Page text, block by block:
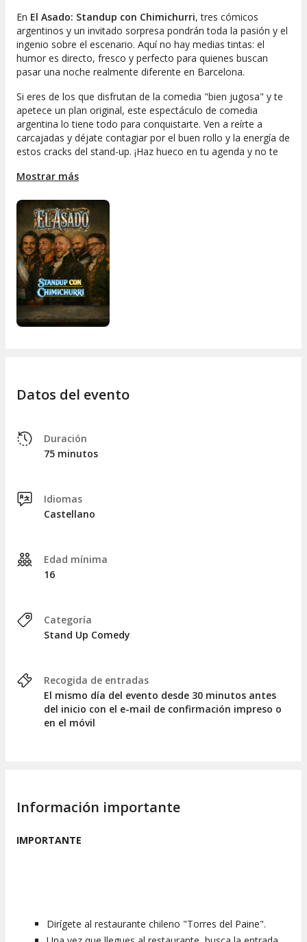
En El Asado: Standup con Chimichurri, tres cómicos
argentinos y un invitado sorpresa pondrán toda la pasión y el
ingenio sobre el escenario. Aquí no hay medias tintas: el
humor es directo, fresco y perfecto para quienes buscan
pasar una noche realmente diferente en Barcelona.
Si eres de los que disfrutan de la comedia "bien jugosa" y te
apetece un plan original, este espectáculo de comedia
argentina lo tiene todo para conquistarte. Ven a reírte a
carcajadas y déjate contagiar por el buen rollo y la energía de
estos cracks del stand-up. ¡Haz hueco en tu agenda y no te
Mostrar más
Datos del evento
Duración
75 minutos
Idiomas
Castellano
Edad mínima
16
Categoría
Stand Up Comedy
Recogida de entradas
El mismo día del evento desde 30 minutos antes
del inicio con el e-mail de confirmación impreso o
en el móvil
Información importante
IMPORTANTE
Dirígete al restaurante chileno "Torres del Paine".